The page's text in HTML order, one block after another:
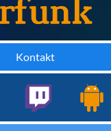
Kontakt